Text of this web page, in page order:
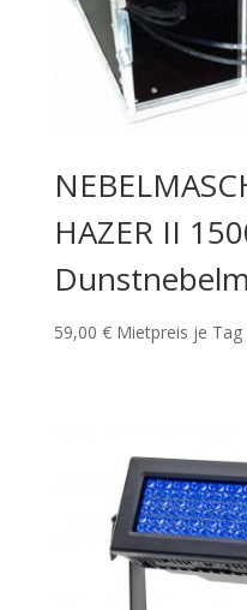
HAZER II
59,00 € Mietpreis je Tag